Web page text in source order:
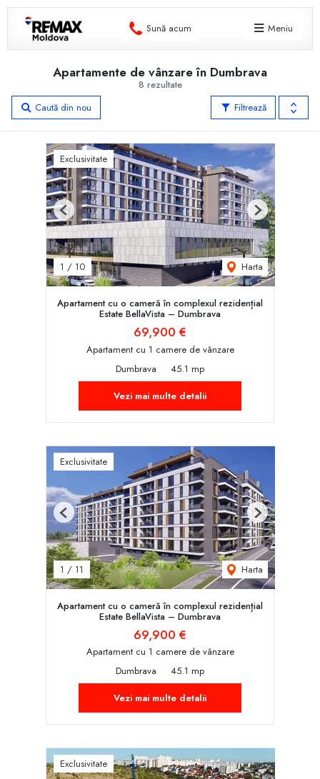
Sună acum Meniu
8 rezultate
Apartamente de vânzare în Dumbrava
Filtrează
Caută din nou
Exclusivitate
1 / 10 Harta
Previous Next
Apartament cu o cameră în complexul rezidențial
Estate BellaVista – Dumbrava
69,900 €
Apartament cu 1 camere de vânzare
Dumbrava
45.1 mp
Vezi mai multe detalii
Exclusivitate
1 / 11 Harta
Previous Next
Apartament cu o cameră în complexul rezidențial
Estate BellaVista – Dumbrava
69,900 €
Apartament cu 1 camere de vânzare
Dumbrava
45.1 mp
Vezi mai multe detalii
Exclusivitate